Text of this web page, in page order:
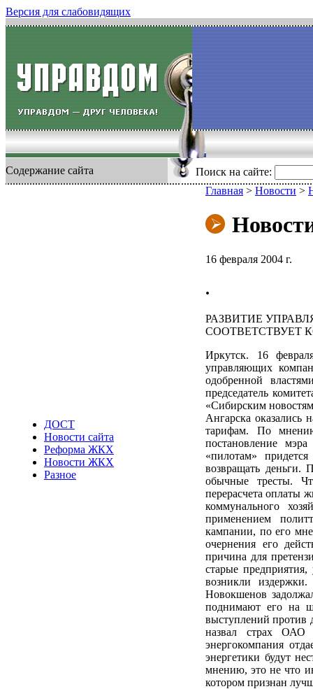
Версия для слабовидящих
Содержание сайта Поиск на сайте:
ДОСТ
Новости сайта
Реформа ЖКХ
Новости ЖКХ
Разное
Главная > Новости >
16 февраля 2004 г.
.
РАЗВИТИЕ
СООТВЕТСТВУЕТ
Иркутск. 16
управляющих
одобренной
председатель
«Сибирским
Ангарска оказались
тарифам. По
постановление
«пилотам»
возвращать деньги.
обычные тресты.
перерасчета оплаты
коммунального
применением
кампании, по его
очернения его
причина для
старые
возникли
Новокшенов
поднимают его на
выступлений
назвал страх ОАО
энергокомпания
энергетики будут
мнению, это не что
котором признан